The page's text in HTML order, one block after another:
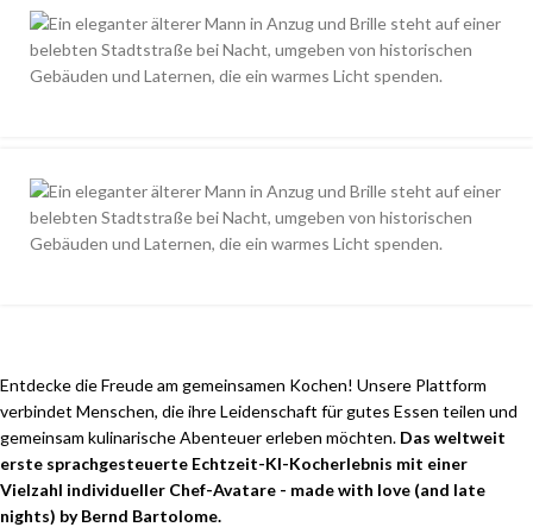
Entdecke die Freude am gemeinsamen Kochen! Unsere Plattform
verbindet Menschen, die ihre Leidenschaft für gutes Essen teilen und
gemeinsam kulinarische Abenteuer erleben möchten. Das weltweit
erste sprachgesteuerte Echtzeit-KI-Kocherlebnis mit einer
Vielzahl individueller Chef-Avatare - made with love (and late
nights) by Bernd Bartolome.